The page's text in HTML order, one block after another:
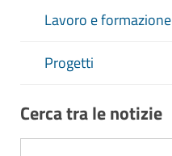
Lavoro e formazione
Progetti
Cerca tra le notizie